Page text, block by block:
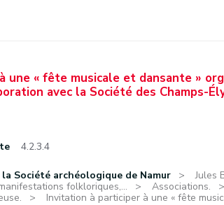
une « fête musicale et dansante »
avec la Société des Champs-
4.2.3.4
Société archéologique de Namur
Jules
folkloriques,...
Associations.
Invitation à participer à une « fête